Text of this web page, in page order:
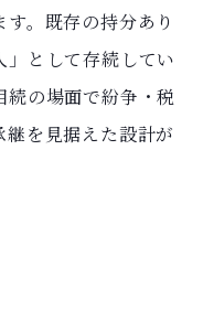
す。既存の持分あり
として存続してい
続の場面で紛争・税
を見据えた設計が